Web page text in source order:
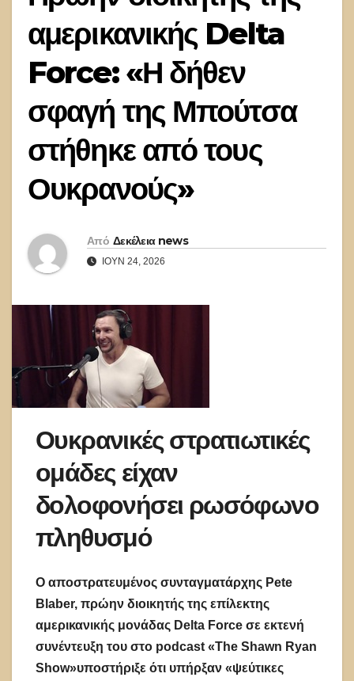
αμερικανικής Delta
Force: «Η δήθεν
σφαγή της Μπούτσα
στήθηκε από τους
Ουκρανούς»
Από Δεκέλεια news
ΙΟΎΝ 24, 2026
Ουκρανικές στρατιωτικές
ομάδες είχαν
δολοφονήσει ρωσόφωνο
πληθυσμό
Ο αποστρατευμένος συνταγματάρχης Pete
Blaber, πρώην διοικητής της επίλεκτης
αμερικανικής μονάδας Delta Force σε εκτενή
συνέντευξη του στο podcast «The Shawn Ryan
Show»υποστήριξε ότι υπήρξαν «ψεύτικες